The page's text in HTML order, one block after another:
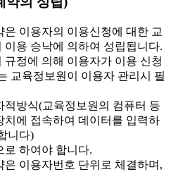
이용자의 이용신청에 대한 교
이용 승낙에 의하여 성립됩니다.
정에 의해 이용자가 이용 신청
교육정보원이 이용자 관리시 필
적방식(교육정보원의 컴퓨터 등
치에 접속하여 데이터를 입력하
니다)
로 하여야 합니다.
이용자번호 단위로 체결하며,